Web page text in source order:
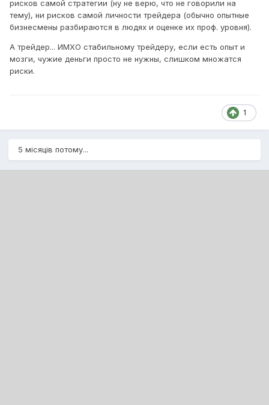
рисков самой стратегии (ну не верю, что не говорили на
тему), ни рисков самой личности трейдера (обычно опытные
бизнесмены разбираются в людях и оценке их проф. уровня).
А трейдер... ИМХО стабильному трейдеру, если есть опыт и
мозги, чужие деньги просто не нужны, слишком множатся
риски.
1
5 місяців потому...